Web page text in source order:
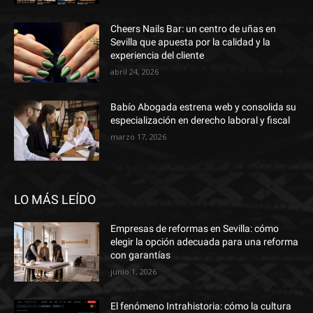
Cheers Nails Bar: un centro de uñas en
Sevilla que apuesta por la calidad y la
experiencia del cliente
abril 24, 2026
Babío Abogada estrena web y consolida su
especialización en derecho laboral y fiscal
marzo 17, 2026
LO MÁS LEÍDO
Empresas de reformas en Sevilla: cómo
elegir la opción adecuada para una reforma
con garantías
junio 1, 2026
El fenómeno Intrahistoria: cómo la cultura